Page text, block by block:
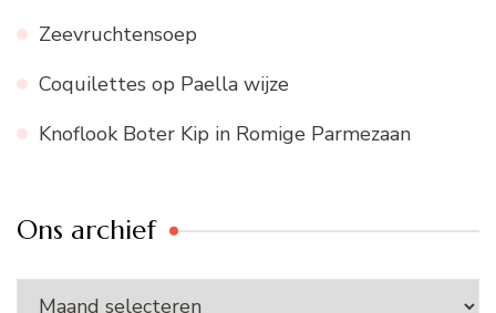
Zeevruchtensoep
Coquilettes op Paella wijze
Knoflook Boter Kip in Romige Parmezaan
Ons archief
Ons